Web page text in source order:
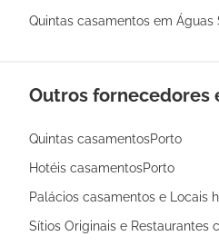
Quintas casamentos em Águas
Outros fornecedores
Quintas casamentosPorto
Hotéis casamentosPorto
Palácios casamentos e Locais
Sítios Originais e Restaurantes